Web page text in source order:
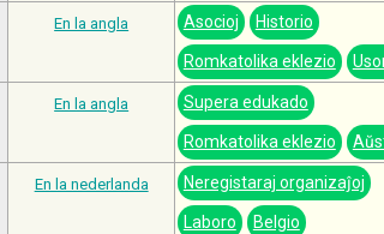
En la angla Asocioj Historio
Romkatolika eklezio
En la angla Supera edukado
Romkatolika eklezio
En la nederlanda Neregistaraj organizaĵoj
Laboro Belgio